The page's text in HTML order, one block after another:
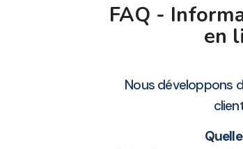
FAQ -
en
Nous développons